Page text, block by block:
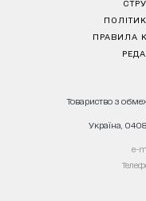
ПРАВИЛА
Товариство з
Україна,
е-